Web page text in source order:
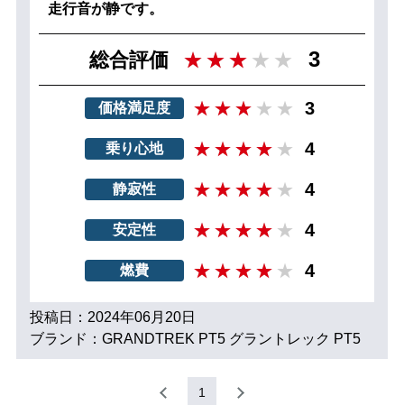
走行音が静です。
総合評価 3
価格満足度 3
乗り心地 4
静寂性 4
安定性 4
燃費 4
投稿日：2024年06月20日
ブランド：GRANDTREK PT5 グラントレック PT5
1